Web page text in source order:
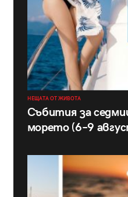
НЕЩАТА ОТ ЖИВОТА
Събития за
морето (6–9